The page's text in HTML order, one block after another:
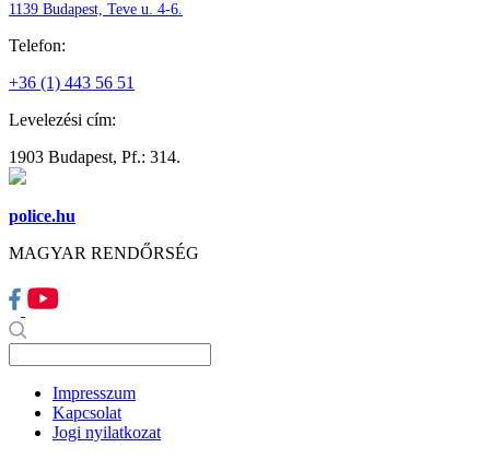
1139 Budapest, Teve u. 4-6.
Telefon:
+36 (1) 443 56 51
Levelezési cím:
1903 Budapest, Pf.: 314.
police.hu
MAGYAR RENDŐRSÉG
Impresszum
Kapcsolat
Jogi nyilatkozat